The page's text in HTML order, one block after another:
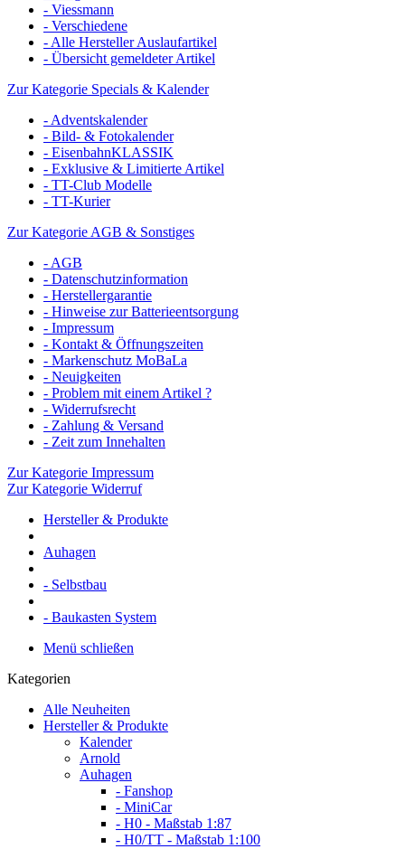
- Viessmann
- Verschiedene
- Alle Hersteller Auslaufartikel
- Übersicht gemeldeter Artikel
Zur Kategorie Specials & Kalender
- Adventskalender
- Bild- & Fotokalender
- EisenbahnKLASSIK
- Exklusive & Limitierte Artikel
- TT-Club Modelle
- TT-Kurier
Zur Kategorie AGB & Sonstiges
- AGB
- Datenschutzinformation
- Herstellergarantie
- Hinweise zur Batterieentsorgung
- Impressum
- Kontakt & Öffnungszeiten
- Markenschutz MoBaLa
- Neuigkeiten
- Problem mit einem Artikel ?
- Widerrufsrecht
- Zahlung & Versand
- Zeit zum Innehalten
Zur Kategorie Impressum
Zur Kategorie Widerruf
Hersteller & Produkte
Auhagen
- Selbstbau
- Baukasten System
Menü schließen
Kategorien
Alle Neuheiten
Hersteller & Produkte
Kalender
Arnold
Auhagen
- Fanshop
- MiniCar
- H0 - Maßstab 1:87
- H0/TT - Maßstab 1:100